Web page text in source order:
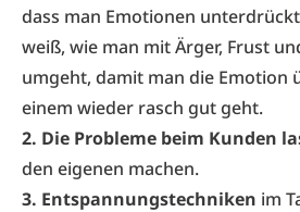
dass man Emotionen
weiß, wie man mit Ärger, Frust
umgeht, damit man die Emotion
einem wieder rasch gut geht.
2. Die Probleme beim Kunden
den eigenen machen.
3. Entspannungstechniken im